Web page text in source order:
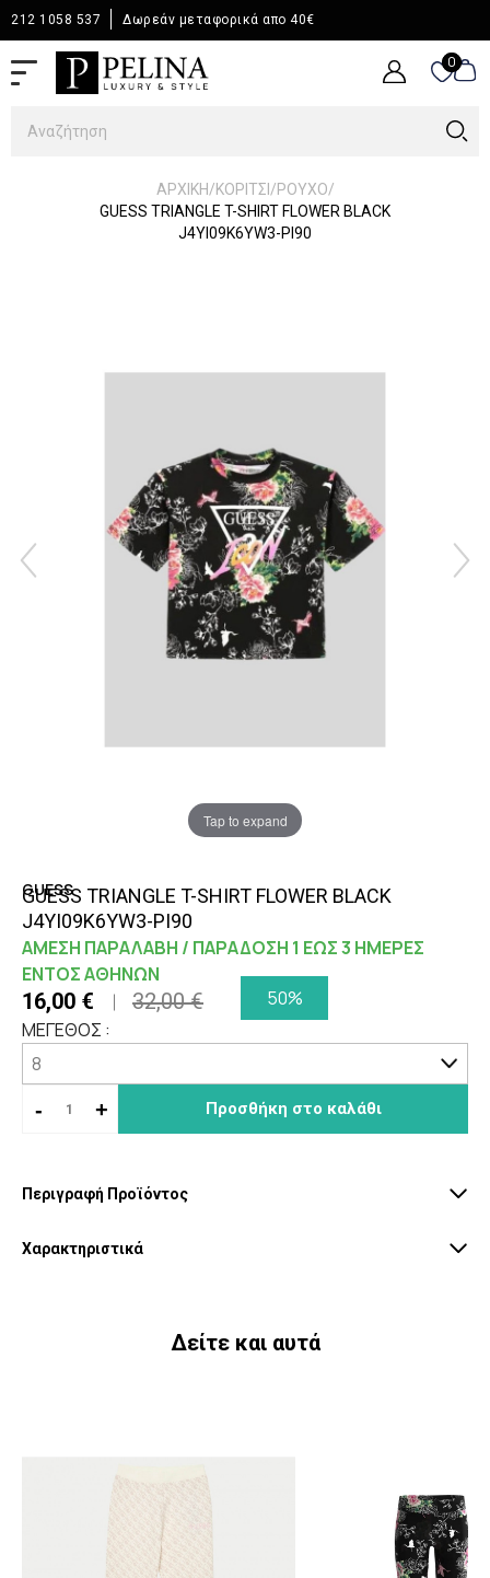
212 1058 537 Δωρεάν μεταφορικά απο 40€
0
0
ΑΡΧΙΚΉ/ΚΟΡΙΤΣΙ /ΡΟΥΧΟ/
GUESS TRIANGLE T-SHIRT FLOWER BLACK
J4YI09K6YW3-PI90
Tap to expand
GUESS
GUESS TRIANGLE T-SHIRT FLOWER BLACK
J4YI09K6YW3-PI90
ΑΜΕΣΗ ΠΑΡΑΛΑΒΗ / ΠΑΡΑΔΟΣΗ 1 ΕΩΣ 3 ΗΜΕΡΕΣ
ΕΝΤΟΣ ΑΘΗΝΩΝ
16,00 € 32,00 €
50%
ΜΕΓΕΘΟΣ :
- + Προσθήκη στο καλάθι
Περιγραφή Προϊόντος
Χαρακτηριστικά
Δείτε και αυτά